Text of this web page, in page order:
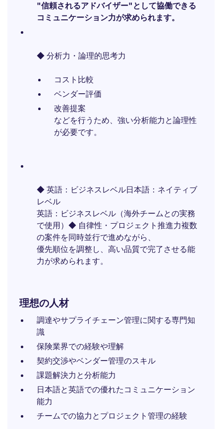
"信頼されるアドバイザー"として協働できる
コミュニケーション力が求められます。
◆ 分析力・論理的思考力
コスト比較
ベンダー評価
改善提案
などを行うため、強い分析能力と論理性
が必要です。
◆ 英語：ビジネスレベル日本語：ネイティブ
レベル
英語：ビジネスレベル（海外チームとの実務
で使用）◆ 自律性・プロジェクト推進力複数
の案件を同時並行で進めながら、
優先順位を調整し、高い品質で完了させる能
力が求められます。
理想の人材
調達やサプライチェーン管理に関する専門知
識
保険業界での経験や理解
契約交渉やベンダー管理のスキル
課題解決力と分析能力
日本語と英語での優れたコミュニケーション
能力
チームでの協力とプロジェクト管理の経験